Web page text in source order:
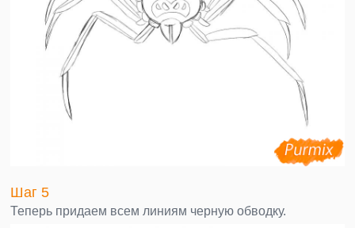
Шаг 5
Теперь придаем всем линиям черную обводку.